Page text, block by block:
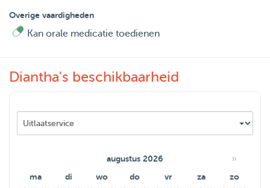
Ik kijk ernaaruit met alle zorg en liefde op te passen.
Drop in visit van 30 tot 45 minuten per keer 15 euro.
Oppassen voor meerdere uren dit doe ik graag voor 10
Overige vaardigheden
Kan orale medicatie toedienen
Diantha's beschikbaarheid
augustus 2026 »
ma di wo do vr za zo